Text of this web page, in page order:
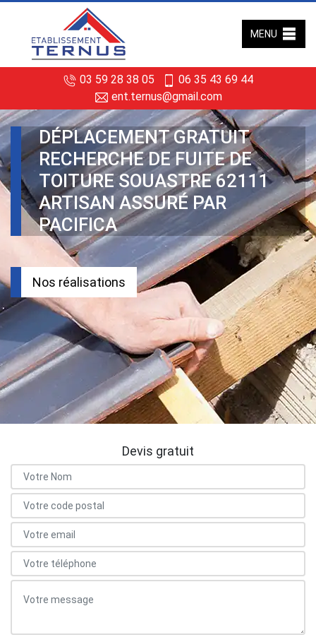
03 59 28 38 05
06 35 43 69 44
ent.ternus@gmail.com
MENU
DÉPLACEMENT GRATUIT
RECHERCHE DE FUITE DE
TOITURE SOUASTRE 62111
ARTISAN ASSURÉ PAR
PACIFICA
Nos réalisations
Devis gratuit